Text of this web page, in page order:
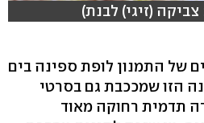
(זיגי) לבנת)
של התמנון לופת ספינה בים
הזו שמככבת גם בסרטי
תדמית רחוקה מאוד